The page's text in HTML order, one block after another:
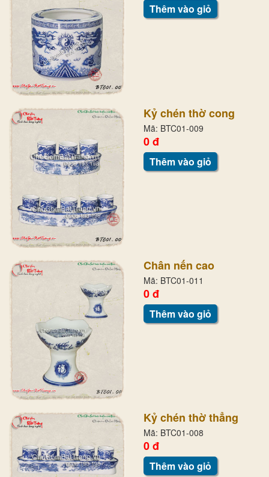
Thêm vào giỏ
Kỷ chén thờ cong
Mã: BTC01-009
0 đ
Thêm vào giỏ
Chân nến cao
Mã: BTC01-011
0 đ
Thêm vào giỏ
Kỷ chén thờ thẳng
Mã: BTC01-008
0 đ
Thêm vào giỏ